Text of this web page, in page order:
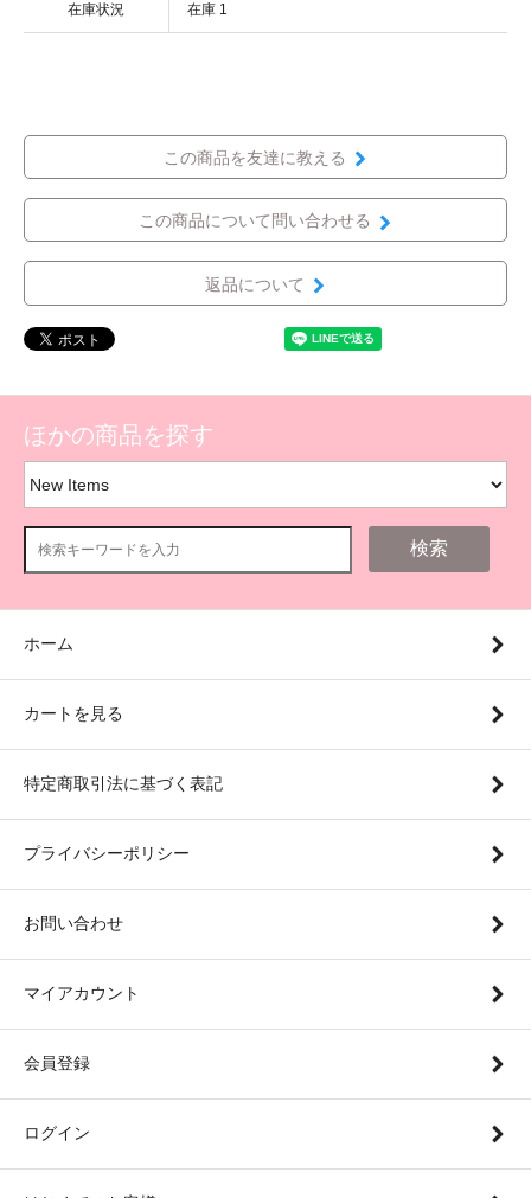
在庫状況 在庫 1
この商品を友達に教える
この商品について問い合わせる
返品について
ほかの商品を探す
検索
ホーム
カートを見る
特定商取引法に基づく表記
プライバシーポリシー
お問い合わせ
マイアカウント
会員登録
ログイン